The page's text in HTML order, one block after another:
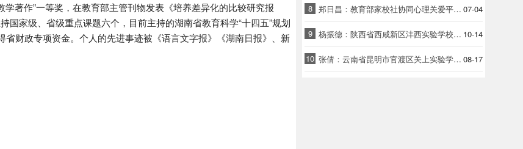
著作”一等奖，在教育部主管刊物发表《培养差异化的比较研究报
家级、省级重点课题六个，目前主持的湖南省教育科学“十四五”规划
财政专项资金。个人的先进事迹被《语言文字报》《湖南日报》、新
8 07-04
郑日昌：教育部家校社协同心理关爱平台首席专家、北京师范大学教授
9 10-14
杨振德：陕西省西咸新区沣西实验学校教育集团总校长
10 08-17
张倩：云南省昆明市官渡区关上实验学校党委书记、校长